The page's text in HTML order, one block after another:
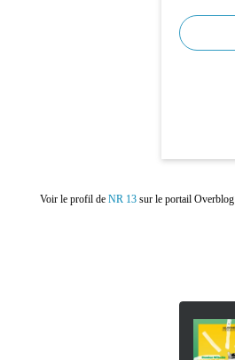
Voir le profil de NR 13sur le portail Overblog